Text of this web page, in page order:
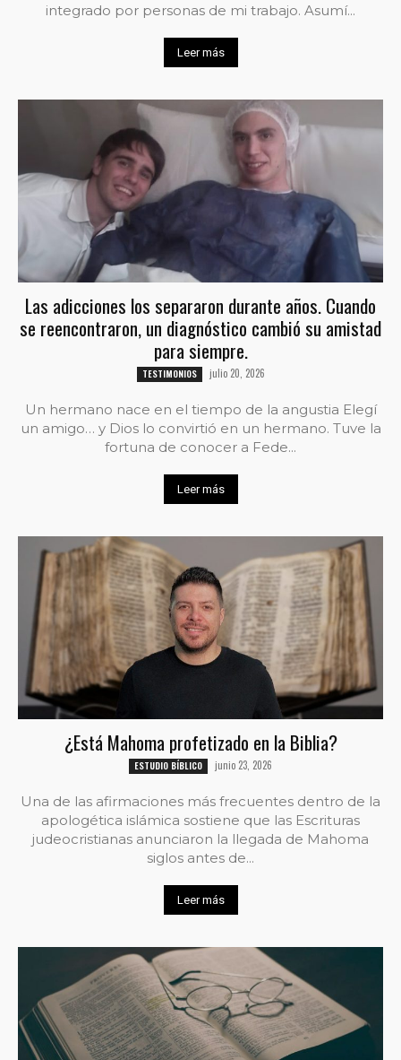
integrado por personas de mi trabajo. Asumí...
Leer más
Las adicciones los separaron durante años. Cuando
se reencontraron, un diagnóstico cambió su amistad
para siempre.
TESTIMONIOS julio 20, 2026
Un hermano nace en el tiempo de la angustia Elegí
un amigo… y Dios lo convirtió en un hermano. Tuve la
fortuna de conocer a Fede...
Leer más
¿Está Mahoma profetizado en la Biblia?
ESTUDIO BÍBLICO junio 23, 2026
Una de las afirmaciones más frecuentes dentro de la
apologética islámica sostiene que las Escrituras
judeocristianas anunciaron la llegada de Mahoma
siglos antes de...
Leer más